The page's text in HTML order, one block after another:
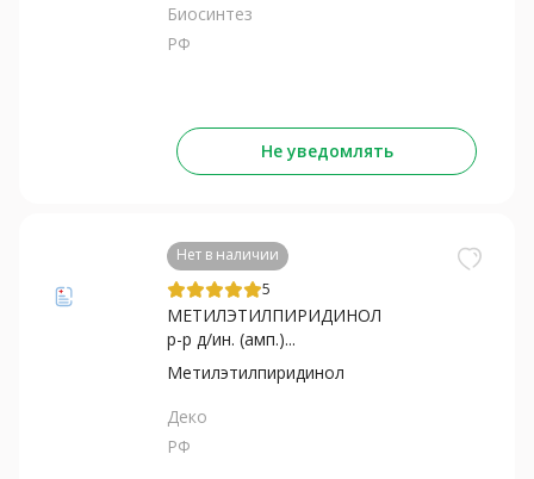
Биосинтез
РФ
Не уведомлять
Нет в наличии
5
МЕТИЛЭТИЛПИРИДИНОЛ
р-р д/ин. (амп.)...
Метилэтилпиридинол
Деко
РФ